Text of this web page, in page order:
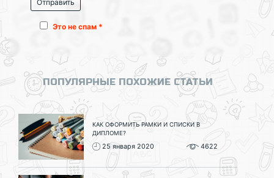
Это не спам *
ПОПУЛЯРНЫЕ ПОХОЖИЕ СТАТЬИ
КАК ОФОРМИТЬ РАМКИ И СПИСКИ В
ДИПЛОМЕ?
25 января 2020 4622